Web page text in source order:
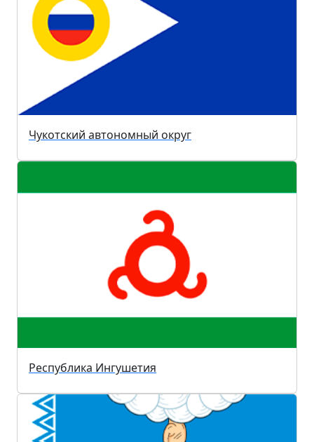
Чукотский автономный округ
Республика Ингушетия